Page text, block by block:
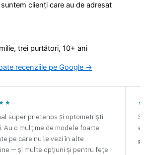
clienți care au de adresat
trei purtători, 10+ ani
recenziile pe Google →
prietenos și optometriști
mulțime de modele foarte
care nu le vezi în alte
și multe opțiuni și pentru fețe